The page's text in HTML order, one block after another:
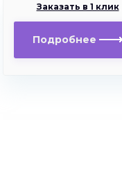
Заказать в 1 клик
Подробнее